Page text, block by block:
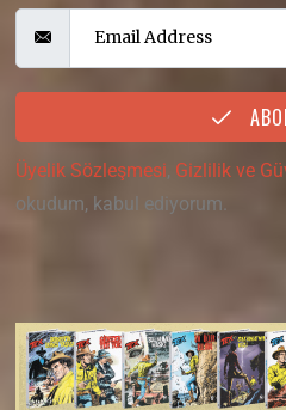
Üyelik Sözleşmesi, Gizlilik ve
okudum, kabul ediyorum.